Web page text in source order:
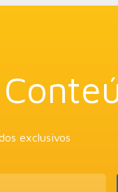
exclusivos